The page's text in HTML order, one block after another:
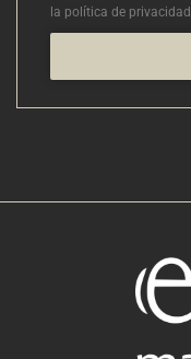
la política de privacidad